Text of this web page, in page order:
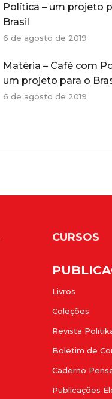
Política – um projeto
Brasil
6 de agosto de 2019
Matéria – Café com
um projeto para o
6 de agosto de 2019
CURSOS
Livros
Coleções
Revista
Boletim de
Caderno
Publicações